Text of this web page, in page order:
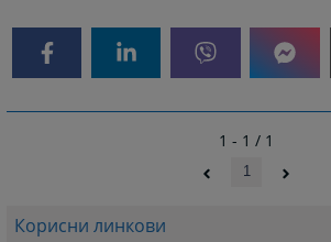
Корисни линкови
1 - 1 / 1
1